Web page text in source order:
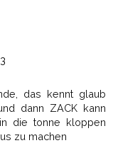
das kennt glaub
dann ZACK kann
die tonne kloppen
zu machen